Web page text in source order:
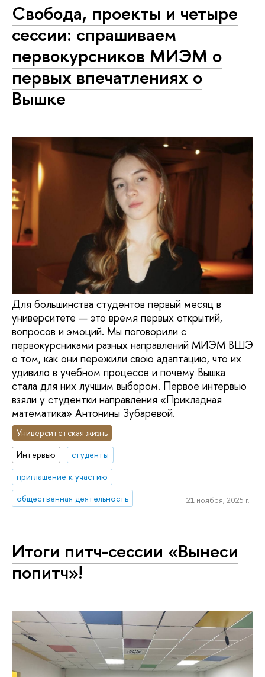
Свобода, проекты и четыре
сессии: спрашиваем
первокурсников МИЭМ о
первых впечатлениях о
Вышке
Для большинства студентов первый месяц в
университете — это время первых открытий,
вопросов и эмоций. Мы поговорили с
первокурсниками разных направлений МИЭМ ВШЭ
о том, как они пережили свою адаптацию, что их
удивило в учебном процессе и почему Вышка
стала для них лучшим выбором. Первое интервью
взяли у студентки направления «Прикладная
математика» Антонины Зубаревой.
Университетская жизнь
Интервью
студенты
приглашение к участию
общественная деятельность
21 ноября, 2025 г.
Итоги питч-сессии «Вынеси
попитч»!